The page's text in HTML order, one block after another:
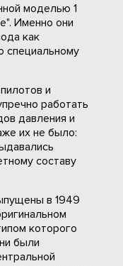
моделью 1
Именно они
как
специальному
и
работать
давления и
их не было:
составу
в 1949
которого
были